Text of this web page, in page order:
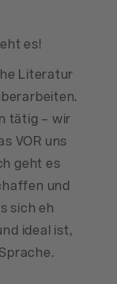
es!
Literatur
tätig – wir
VOR uns
geht es
und
sich eh
ideal ist,